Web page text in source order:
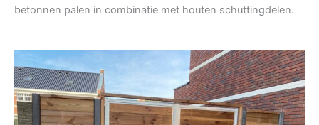
betonnen palen in combinatie met houten schuttingdelen.